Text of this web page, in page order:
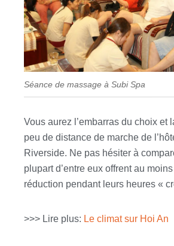
Séance de massage à Subi Spa
Vous aurez l’embarras du choix et
peu de distance de marche de
Riverside. Ne pas hésiter à
plupart d’entre eux offrent au
réduction pendant leurs heures «
>>> Lire plus: Le climat sur Hoi An